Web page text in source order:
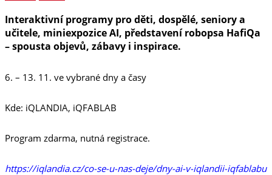
Interaktivní programy pro děti, dospělé, seniory a
učitele, miniexpozice AI, představení robopsa HafiQa
– spousta objevů, zábavy i inspirace.
6. – 13. 11. ve vybrané dny a časy
Kde: iQLANDIA, iQFABLAB
Program zdarma, nutná registrace.
https://iqlandia.cz/co-se-u-nas-deje/dny-ai-v-iqlandii-iqfablabu